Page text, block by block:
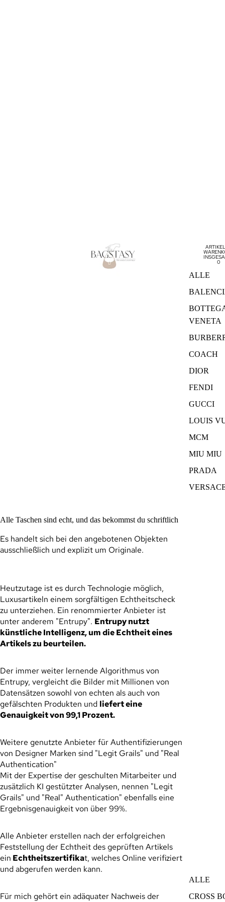
ALLE
VENETA
COACH
DIOR
FENDI
GUCCI
LOUIS
MCM
MIU MIU
PRADA
ALLE
CROSS
0
Alle Taschen sind echt, und das bekommst du schriftlich
Es handelt sich bei den angebotenen Objekten
ausschließlich und explizit um Originale.
Heutzutage ist es durch Technologie möglich,
Luxusartikeln einem sorgfältigen Echtheitscheck
zu unterziehen. Ein renommierter Anbieter ist
unter anderem "Entrupy". Entrupy nutzt
künstliche Intelligenz, um die Echtheit eines
Artikels zu beurteilen.
Der immer weiter lernende Algorithmus von
Entrupy, vergleicht die Bilder mit Millionen von
Datensätzen sowohl von echten als auch von
gefälschten Produkten und liefert eine
Genauigkeit von 99,1 Prozent.
Weitere genutzte Anbieter für Authentifizierungen
von Designer Marken sind "Legit Grails" und "Real
Authentication"
Mit der Expertise der geschulten Mitarbeiter und
zusätzlich KI gestützter Analysen, nennen "Legit
Grails" und "Real" Authentication" ebenfalls eine
Ergebnisgenauigkeit von über 99%.
Alle Anbieter erstellen nach der erfolgreichen
Feststellung der Echtheit des geprüften Artikels
ein Echtheitszertifikat, welches Online verifiziert
und abgerufen werden kann.
Für mich gehört ein adäquater Nachweis der